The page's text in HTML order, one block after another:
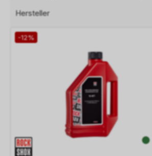
Hersteller
-12%